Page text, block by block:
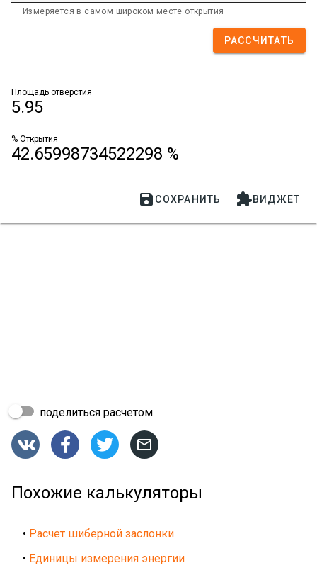
Измеряется в самом широком месте открытия
РАССЧИТАТЬ
Площадь отверстия
5.95
% Открытия
42.65998734522298 %
 СОХРАНИТЬ ВИДЖЕТ
поделиться расчетом
   
Похожие калькуляторы
• Расчет шиберной заслонки
• Единицы измерения энергии